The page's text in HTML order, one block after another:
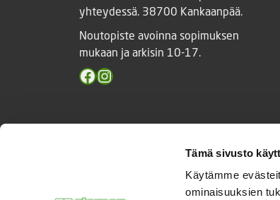
Tämä sivusto
Käytämme
ominaisuuksien
yhteydessä. 38700 Kankaanpää.
Noutopiste avoinna sopimuksen
mukaan ja arkisin 10-17.
Facebook
Instagram